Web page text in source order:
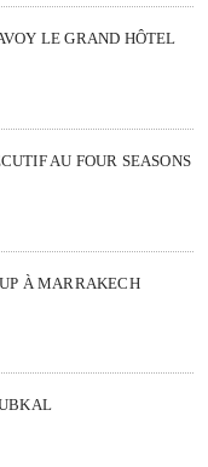
LE GRAND HÔTEL
AU FOUR SEASONS
À MARRAKECH